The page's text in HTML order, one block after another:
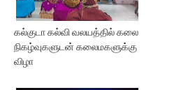
கல்குடா கல்வி வலயத்தில் கலை
நிகழ்வுகளுடன் கலைமகளுக்கு
விழா